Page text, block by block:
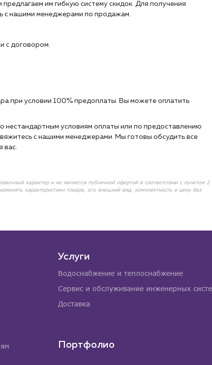
им гибкую систему скидок. Для получения
с нашими менеджерами по продажам.
с договором.
при условии 100% предоплаты. Вы можете оплатить
нестандартным условиям оплаты или по предоставлению
с нашими менеджерами. Мы готовы обсудить все
вас.
характер и не является публичной офертой в соответствии с пунктом 2
характеристики товара, его внешний вид, комплектность и цену без
Услуги
Водоснабжение и теплоснабжение
Сервис и обслуживание инженерных
Доставка
Портфолио